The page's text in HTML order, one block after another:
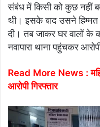
संबंध में किसी को कुछ नहीं
थी। इसके बाद उसने हिम्मत
दी। तब जाकर घर वालों के
नवापारा थाना पहुंचकर
Read More News :
आरोपी गिरफ्तार